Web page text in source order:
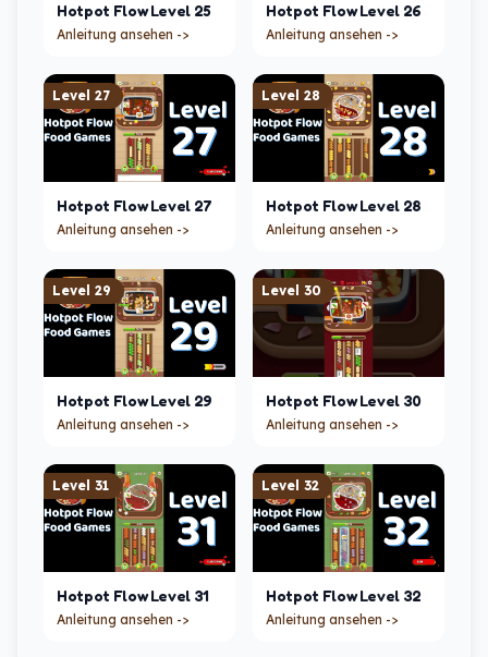
Hotpot Flow Level 25
Anleitung ansehen ->
Hotpot Flow Level 26
Anleitung ansehen ->
Level 27
Hotpot Flow Level 27
Anleitung ansehen ->
Level 28
Hotpot Flow Level 28
Anleitung ansehen ->
Level 29
Hotpot Flow Level 29
Anleitung ansehen ->
Level 30
Hotpot Flow Level 30
Anleitung ansehen ->
Level 31
Hotpot Flow Level 31
Anleitung ansehen ->
Level 32
Hotpot Flow Level 32
Anleitung ansehen ->